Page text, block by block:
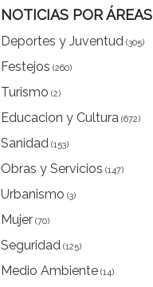
NOTICIAS POR ÁREAS
Deportes y Juventud(305)
Festejos (260)
Turismo (2)
Educacion y Cultura(672)
Sanidad(153)
Obras y Servicios (147)
Urbanismo (3)
Mujer(70)
Seguridad(125)
Medio Ambiente(14)